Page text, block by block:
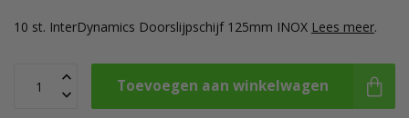
10 st. InterDynamics Doorslijpschijf 125mm INOX Lees meer.
Toevoegen aan winkelwagen